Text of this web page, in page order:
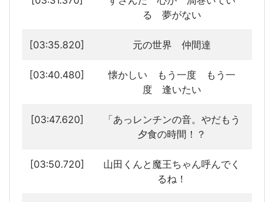
る 夢がない
[03:35.820] 元の世界 仲間達
[03:40.480]
懐かしい もう一度 もう一
度 逢いたい
[03:47.620]
「あっレンチンの音。やだもう
夕食の時間！？
[03:50.720]
山田くんと魔王ちゃん呼んでく
るね！